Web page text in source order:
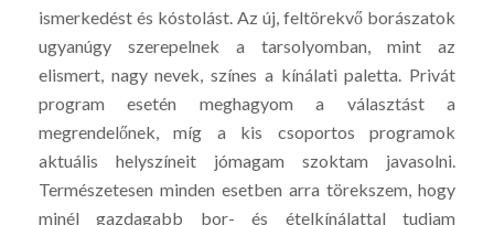
ismerkedést és kóstolást. Az új, feltörekvő borászatok
ugyanúgy szerepelnek a tarsolyomban, mint az
elismert, nagy nevek, színes a kínálati paletta. Privát
program esetén meghagyom a választást a
megrendelőnek, míg a kis csoportos programok
aktuális helyszíneit jómagam szoktam javasolni.
Természetesen minden esetben arra törekszem, hogy
minél gazdagabb bor- és ételkínálattal tudjam